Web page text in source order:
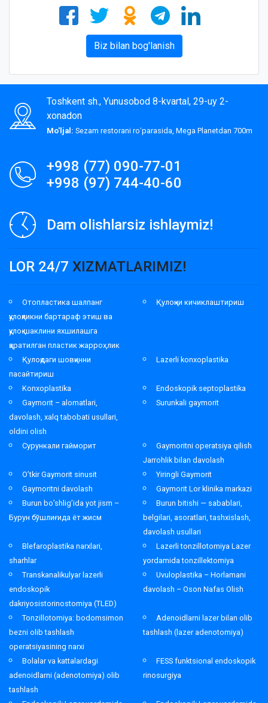
Biz bilan bog'lanish
Toshkent sh., Yunusobod 8-kvartal, 29-uy 2-
xonadon
Mo'ljal: Sezam restorani roʻparasida, Mega Planetdan 700m
+998 (77) 090-77-01
+998 (97) 744-40-60
Dam olishlarsiz ishlaymiz!
LOR 24/7 XIZMATLARIMIZ!
Отопластика шалпанг
қулоқликни бартараф этиш ва
қулоқ шаклини яхшилашга
қаратилган пластик жарроҳлик
Қулоқни кичиклаштириш
Қулоқдаги шовқинни
пасайтириш
Lazerli konxoplastika
Konxoplastika
Endoskopik septoplastika
Gaymorit – alomatlari,
davolash, xalq tabobati usullari,
oldini olish
Surunkali gaymorit
Сурункали гайморит
Gaymoritni operatsiya qilish
Jarrohlik bilan davolash
O’tkir Gaymorit sinusit
Yiringli Gaymorit
Gaymoritni davolash
Gaymorit Lor klinika markazi
Burun bo’shlig’ida yot jism –
Бурун бўшлиғида ёт жисм
Burun bitishi — sabablari,
belgilari, asoratlari, tashxislash,
davolash usullari
Blefaroplastika narxlari,
sharhlar
Lazerli tonzillotomiya Lazer
yordamida tonzillektomiya
Transkanalikulyar lazerli
endoskopik
dakriyosistorinostomiya (TLED)
Uvuloplastika – Horlamani
davolash – Oson Nafas Olish
Tonzillotomiya: bodomsimon
bezni olib tashlash
operatsiyasining narxi
Adenoidlarni lazer bilan olib
tashlash (lazer adenotomiya)
Bolalar va kattalardagi
adenoidlarni (adenotomiya) olib
tashlash
FESS funktsional endoskopik
rinosurgiya